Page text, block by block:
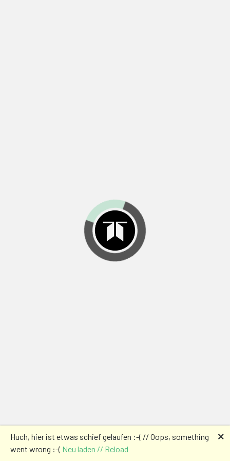
Huch, hier ist etwas schief gelaufen :-( // Oops, something
went wrong :-( Neu laden // Reload
🗙